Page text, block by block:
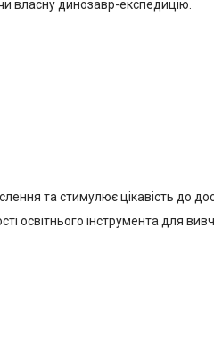
власну динозавр-експедицію.
та стимулює цікавість до
освітнього інструмента для